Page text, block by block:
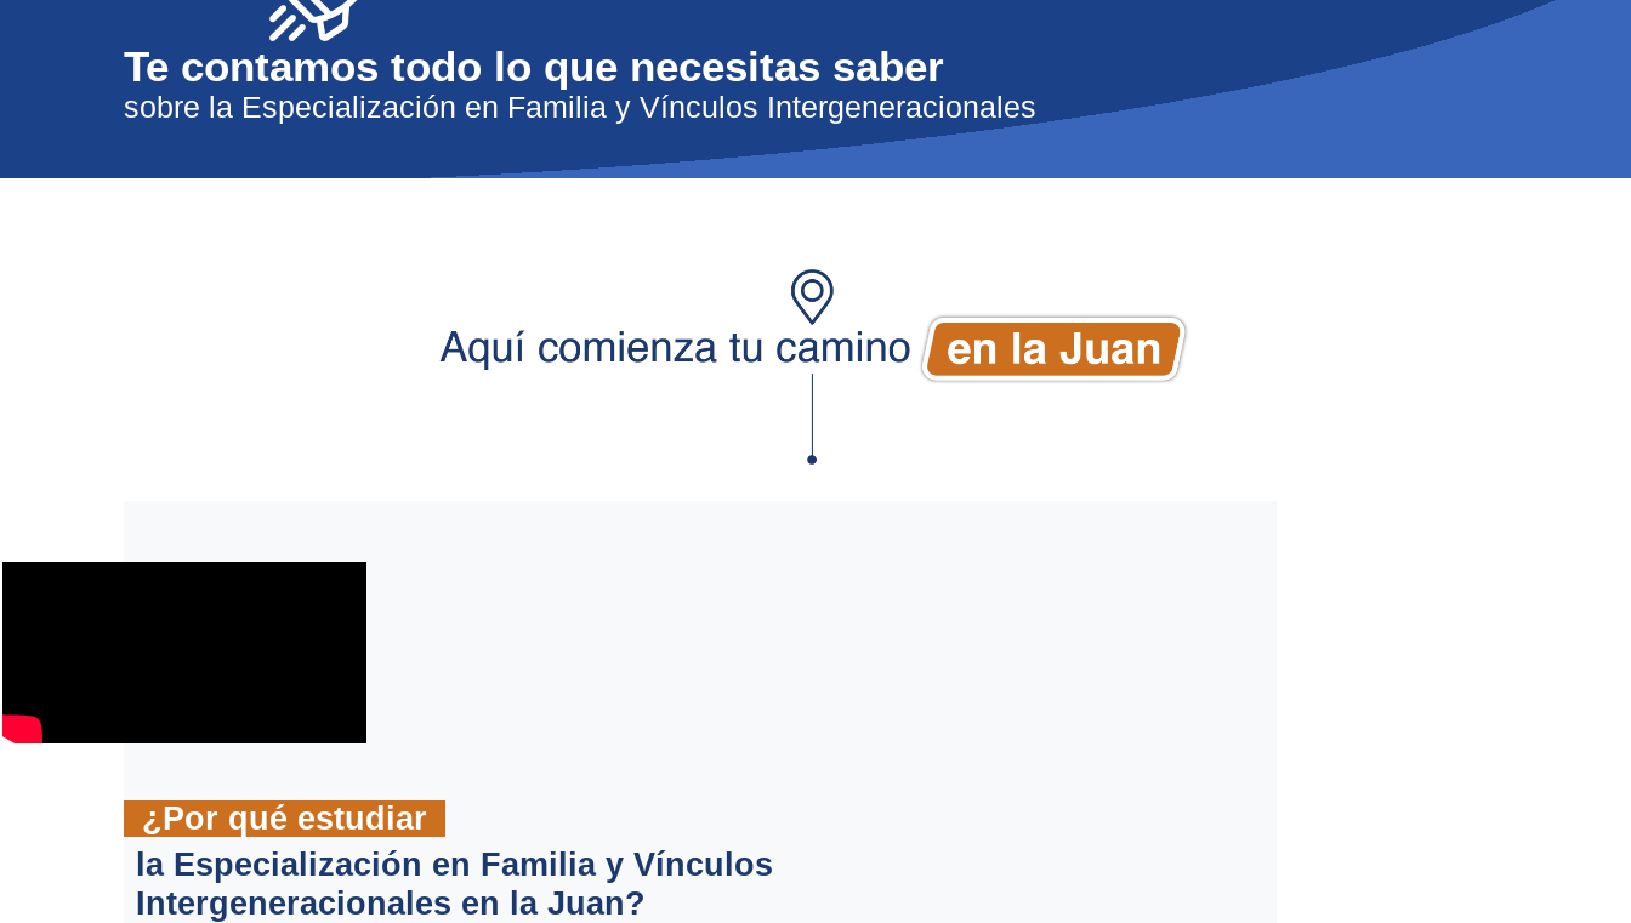
Te contamos todo lo que necesitas saber
sobre la Especialización en Familia y Vínculos Intergeneracionales
¿Por qué estudiar
la Especialización en Familia y Vínculos
Intergeneracionales en la Juan?